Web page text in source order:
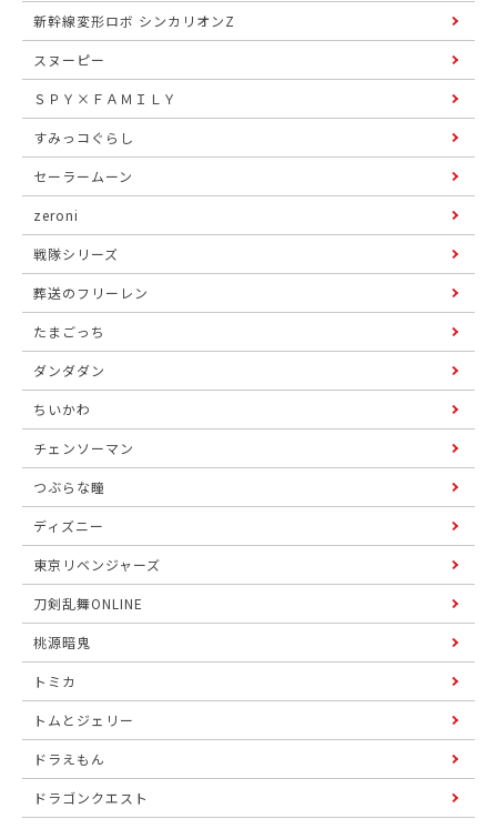
新幹線変形ロボ シンカリオンZ
スヌーピー
ＳＰＹ×ＦＡＭＩＬＹ
すみっコぐらし
セーラームーン
zeroni
戦隊シリーズ
葬送のフリーレン
たまごっち
ダンダダン
ちいかわ
チェンソーマン
つぶらな瞳
ディズニー
東京リベンジャーズ
刀剣乱舞ONLINE
桃源暗鬼
トミカ
トムとジェリー
ドラえもん
ドラゴンクエスト